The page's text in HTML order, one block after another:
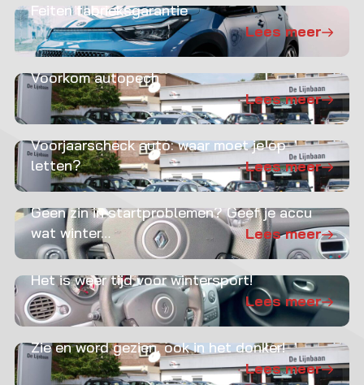
Feiten fabrieksgarantie
Lees meer
Voorkom autopech
Lees meer
Voorjaarscheck auto: waar moet je op
letten?
Lees meer
Geen zin in startproblemen? Geef je accu
wat winter…
Lees meer
Het is weer tijd voor wintersport!
Lees meer
Zie en word gezien, ook in het donker!
Lees meer